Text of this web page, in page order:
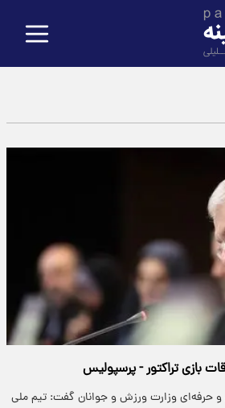
بازی تراکتور - پرسپولیس
حرفه‌ای وزارت ورزش و جوانان گفت: تیم ملی